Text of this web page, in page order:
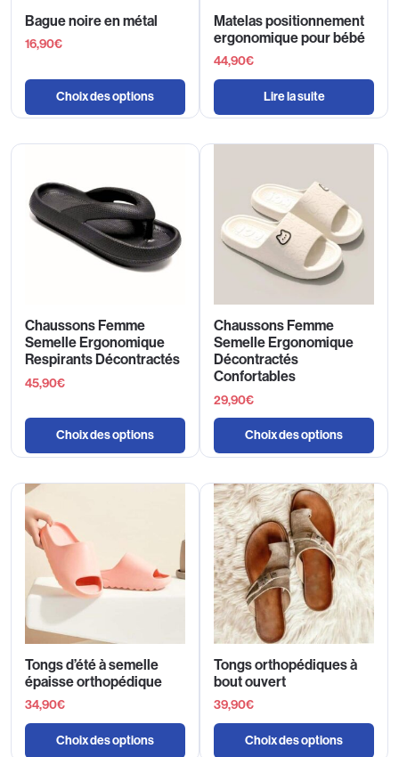
Bague noire en métal
16,90€
Choix des options
Matelas positionnement
ergonomique pour bébé
44,90€
Lire la suite
Chaussons Femme
Semelle Ergonomique
Respirants Décontractés
45,90€
Choix des options
Chaussons Femme
Semelle Ergonomique
Décontractés
Confortables
29,90€
Choix des options
Tongs d’été à semelle
épaisse orthopédique
34,90€
Choix des options
Tongs orthopédiques à
bout ouvert
39,90€
Choix des options